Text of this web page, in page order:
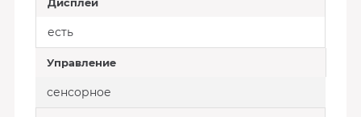
есть
Управление
сенсорное